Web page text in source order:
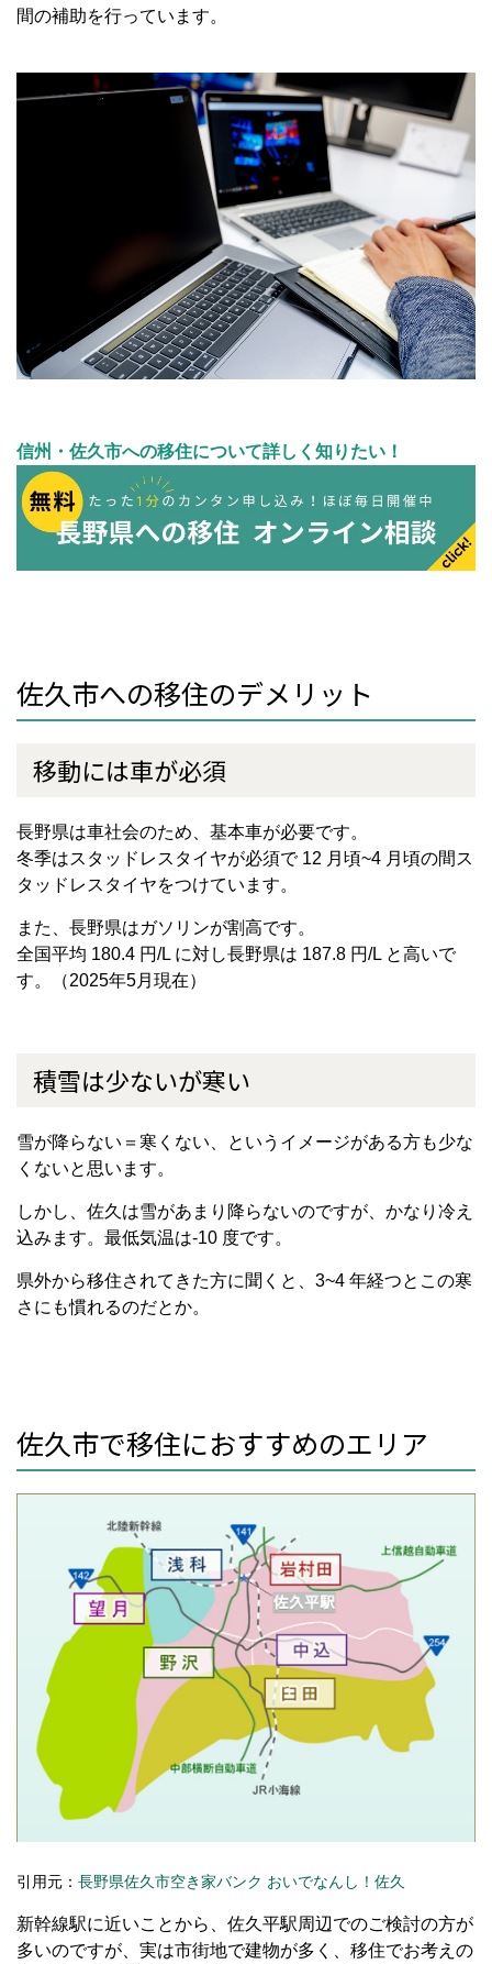
間の補助を行っています。
信州・佐久市への移住について詳しく知りたい！
佐久市への移住のデメリット
移動には車が必須
長野県は車社会のため、基本車が必要です。
冬季はスタッドレスタイヤが必須で 12 月頃~4 月頃の間ス
タッドレスタイヤをつけています。
また、長野県はガソリンが割高です。
全国平均 180.4 円/L に対し長野県は 187.8 円/L と高いで
す。（2025年5月現在）
積雪は少ないが寒い
雪が降らない＝寒くない、というイメージがある方も少な
くないと思います。
しかし、佐久は雪があまり降らないのですが、かなり冷え
込みます。最低気温は-10 度です。
県外から移住されてきた方に聞くと、3~4 年経つとこの寒
さにも慣れるのだとか。
佐久市で移住におすすめのエリア
引用元： 長野県佐久市空き家バンク おいでなんし！佐久
新幹線駅に近いことから、佐久平駅周辺でのご検討の方が
多いのですが、実は市街地で建物が多く、移住でお考えの